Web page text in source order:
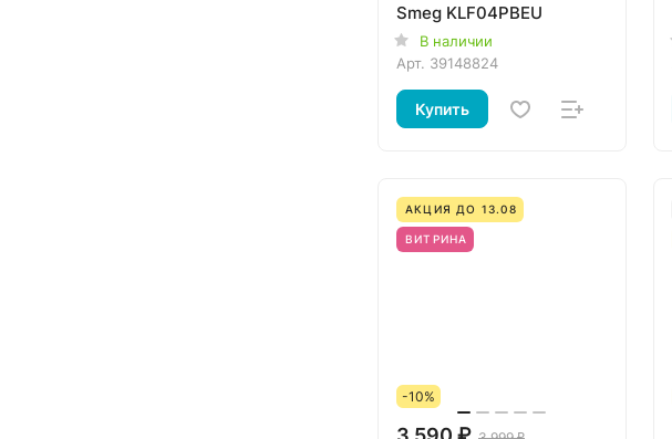
Smeg KLF04PBEU
В наличии
Арт. 39148824
Купить
АКЦИЯ ДО 13.08
ВИТРИНА
-10%